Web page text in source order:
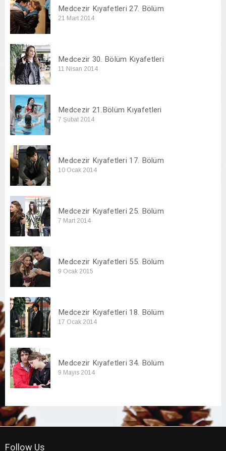
Medcezir Kıyafetleri 27. Bölüm
21 Mart 2014
Medcezir 30. Bölüm Kıyafetleri
11 Nisan 2014
Medcezir 21.Bölüm Kıyafetleri
7 Şubat 2014
Medcezir Kıyafetleri 17. Bölüm
10 Ocak 2014
Medcezir Kıyafetleri 25. Bölüm
7 Mart 2014
Medcezir Kıyafetleri 55. Bölüm
9 Ocak 2015
Medcezir Kıyafetleri 18. Bölüm
17 Ocak 2014
Medcezir Kıyafetleri 34. Bölüm
9 Mayıs 2014
Follow Us